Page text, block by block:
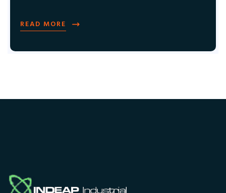
READ MORE